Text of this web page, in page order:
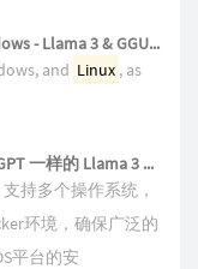
How to run Ollama & Open WebUI on Windows - Llama 3 & GGUF | Change Model Storage Location | CUDA GPU Acceleration
and Linux , as
Ollama Windows + Open WebUI 搭建 ChatGPT 一样的 Llama 3 聊天机器人 | 本地运行开源大模型 | 使用和判断独显 GPU 加速 |
持多个操作系统，
环境，确保广泛的
平台的安